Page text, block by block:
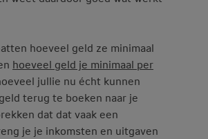
hoeveel geld ze minimaal
hoeveel geld je minimaal per
jullie nu écht kunnen
terug te boeken naar je
dat dat vaak een
je je inkomsten en uitgaven